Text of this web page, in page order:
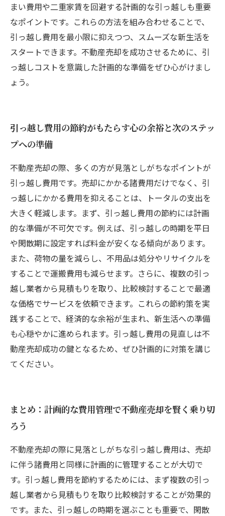
まい費用や二重家賃を回避する計画的な引っ越しも重要
なポイントです。これらの方法を組み合わせることで、
引っ越し費用を最小限に抑えつつ、スムーズな新生活を
スタートできます。不動産売却を成功させるために、引
っ越しコストを意識した計画的な準備をぜひ心がけまし
ょう。
引っ越し費用の節約がもたらす心の余裕と次のステッ
プへの準備
不動産売却の際、多くの方が見落としがちなポイントが
引っ越し費用です。売却にかかる諸費用だけでなく、引
っ越しにかかる費用を抑えることは、トータルの支出を
大きく軽減します。まず、引っ越し費用の節約には計画
的な準備が不可欠です。例えば、引っ越しの時期を平日
や閑散期に設定すれば料金が安くなる傾向があります。
また、荷物の量を減らし、不用品は処分やリサイクルを
することで運搬費用も減らせます。さらに、複数の引っ
越し業者から見積もりを取り、比較検討することで最適
な価格でサービスを依頼できます。これらの節約策を実
践することで、経済的な余裕が生まれ、新生活への準備
も心穏やかに進められます。引っ越し費用の見直しは不
動産売却成功の鍵となるため、ぜひ計画的に対策を講じ
てください。
まとめ：計画的な費用管理で不動産売却を賢く乗り切
ろう
不動産売却の際に見落としがちな引っ越し費用は、売却
に伴う諸費用と同様に計画的に管理することが大切で
す。引っ越し費用を節約するためには、まず複数の引っ
越し業者から見積もりを取り比較検討することが効果的
です。また、引っ越しの時期を選ぶことも重要で、閑散